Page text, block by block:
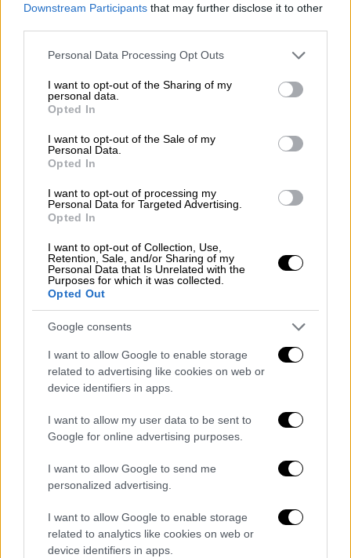
Downstream Participants that may further disclose it to other
Please note that this website/app uses one or more Google
not limited to your visit or usage behaviour. You may click to
grant or deny consent to Google and its third-party tags to
use your data for below specified purposes in below Google
consent section.
Personal Data Processing Opt Outs
I want to opt-out of the Sharing of my
personal data.
Opted In
I want to opt-out of the Sale of my
Personal Data.
Opted In
I want to opt-out of processing my
Personal Data for Targeted Advertising.
Opted In
I want to opt-out of Collection, Use,
Retention, Sale, and/or Sharing of my
Personal Data that Is Unrelated with the
Purposes for which it was collected.
Opted Out
Google consents
I want to allow Google to enable storage
related to advertising like cookies on web or
device identifiers in apps.
I want to allow my user data to be sent to
Google for online advertising purposes.
I want to allow Google to send me
personalized advertising.
I want to allow Google to enable storage
related to analytics like cookies on web or
device identifiers in apps.
stand-up comedian
αλλά διαμορφώνονται από την
αλληλεπίδραση μεταξύ κωμικού και κοινού
«Δεν έχει όρια η σάτιρα. Τα βάζει ο κωμικός
κάθε φορά τα όρια, σε συνάρτηση όμως και
με το κοινό. Είναι μία αμοιβαία σχέση
ανάμεσα στον κωμικό και το κοινό.
εσύ να πεις ότι αυτό είναι αστείο και το
κοινό να σου πει ότι δεν είναι. Ένα άλλο
οποίο γέλασε κάποιο άλλο κοινό
. Νομίζω
ότι καλό είναι ο κόσμος να βλέπει τους
ανθρώπους που ταυτίζεται με το χιούμορ
τους», δήλωσε χαρακτηριστικά.
Παράλληλα, τόνισε ότι ο κωμικός δεν έχει